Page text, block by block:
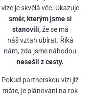
vize je skvělá věc. Ukazuje
směr, kterým jsme si
stanovili,že se má
náš vztah ubírat. Říká
nám, zda jsme náhodou
nesešli z cesty.
Pokud partnerskou vizi již
máte, je plánování na rok